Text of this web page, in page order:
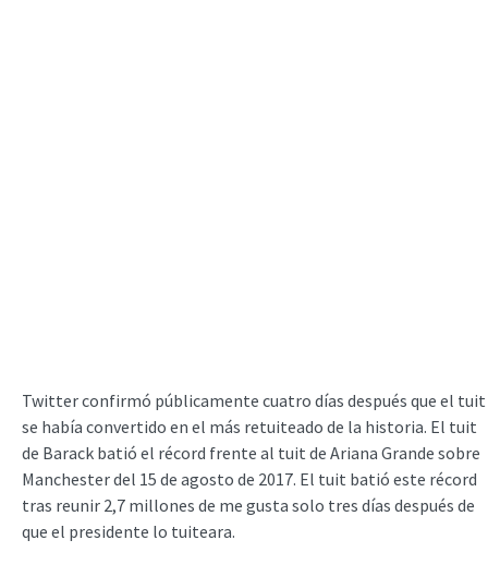
Twitter confirmó públicamente cuatro días después que el tuit
se había convertido en el más retuiteado de la historia. El tuit
de Barack batió el récord frente al tuit de Ariana Grande sobre
Manchester del 15 de agosto de 2017. El tuit batió este récord
tras reunir 2,7 millones de me gusta solo tres días después de
que el presidente lo tuiteara.